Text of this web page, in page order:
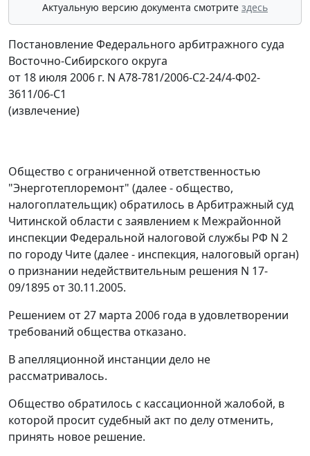
Актуальную версию документа смотрите здесь
Постановление Федерального арбитражного суда
Восточно-Сибирского округа
от 18 июля 2006 г. N А78-781/2006-С2-24/4-Ф02-
3611/06-С1
(извлечение)
Общество с ограниченной ответственностью
"Энерготеплоремонт" (далее - общество,
налогоплательщик) обратилось в Арбитражный суд
Читинской области с заявлением к Межрайонной
инспекции Федеральной налоговой службы РФ N 2
по городу Чите (далее - инспекция, налоговый орган)
о признании недействительным решения N 17-
09/1895 от 30.11.2005.
Решением от 27 марта 2006 года в удовлетворении
требований общества отказано.
В апелляционной инстанции дело не
рассматривалось.
Общество обратилось с кассационной жалобой, в
которой просит судебный акт по делу отменить,
принять новое решение.